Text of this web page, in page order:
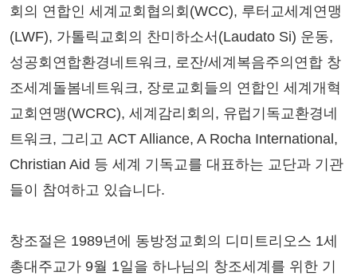
회의 연합인 세계교회협의회(WCC), 루터교세계연맹
(LWF), 가톨릭교회의 찬미하소서(Laudato Si) 운동,
성공회연합환경네트워크, 로잔/세계복음주의연합 창
조세계돌봄네트워크, 장로교회들의 연합인 세계개혁
교회연맹(WCRC), 세계감리회의, 유럽기독교환경네
트워크, 그리고 ACT Alliance, A Rocha International,
Christian Aid 등 세계 기독교를 대표하는 교단과 기관
들이 참여하고 있습니다.
창조절은 1989년에 동방정교회의 디미트리오스 1세
총대주교가 9월 1일을 하나님의 창조세계를 위한 기